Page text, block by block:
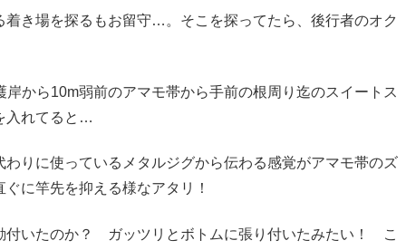
き場を探るもお留守…。そこを探ってたら、後行者のオク
から10m弱前のアマモ帯から手前の根周り迄のスイートス
入れてると…
りに使っているメタルジグから伝わる感覚がアマモ帯のズ
に竿先を抑える様なアタリ！
付いたのか？ ガッツリとボトムに張り付いたみたい！ こ